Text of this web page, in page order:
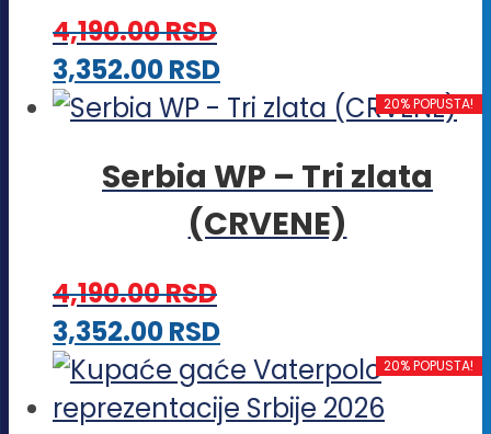
4,190.00RSD
3,352.00RSDOvaj
proizvod
više
varijanti.
biti
izabrane
na
20% POPUSTA!
Serbia WP – Tri zlata
(CRVENE)
4,190.00RSD
3,352.00RSDOvaj
proizvod
ima
20% POPUSTA!